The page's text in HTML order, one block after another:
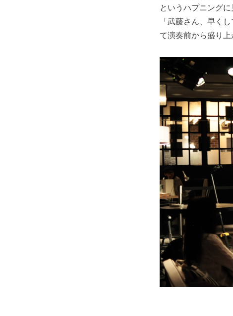
というハプニング
「武藤さん、早く
て演奏前から盛り